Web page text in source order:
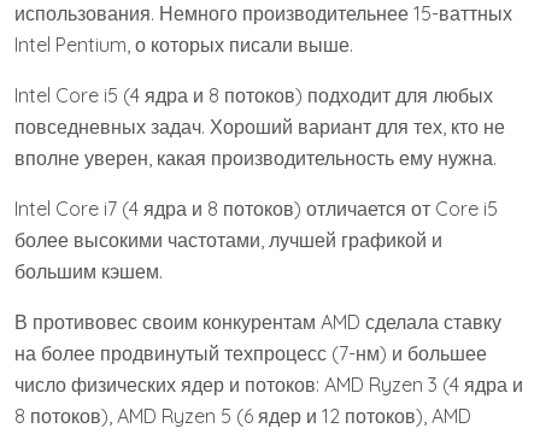
использования. Немного производительнее 15-ваттных
Intel Pentium, о которых писали выше.
Intel Core i5 (4 ядра и 8 потоков) подходит для любых
повседневных задач. Хороший вариант для тех, кто не
вполне уверен, какая производительность ему нужна.
Intel Core i7 (4 ядра и 8 потоков) отличается от Core i5
более высокими частотами, лучшей графикой и
большим кэшем.
В противовес своим конкурентам AMD сделала ставку
на более продвинутый техпроцесс (7-нм) и большее
число физических ядер и потоков: AMD Ryzen 3 (4 ядра и
8 потоков), AMD Ryzen 5 (6 ядер и 12 потоков), AMD